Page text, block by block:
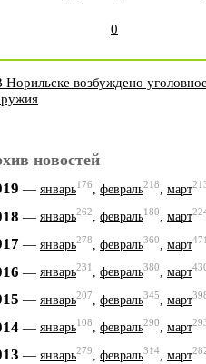
0
Норильске возбуждено
новостей
— январь176 февраль218 март
— январь262, февраль180, март
— январь278 февраль360 март471
— январь231, февраль380, март
— январь207 февраль345 март
— январь108, февраль290, март
— январь279 февраль314 март